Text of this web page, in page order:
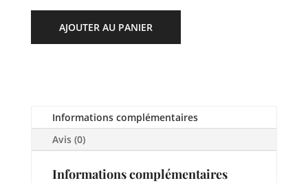
AJOUTER AU PANIER
Informations complémentaires
Avis (0)
Informations complémentaires